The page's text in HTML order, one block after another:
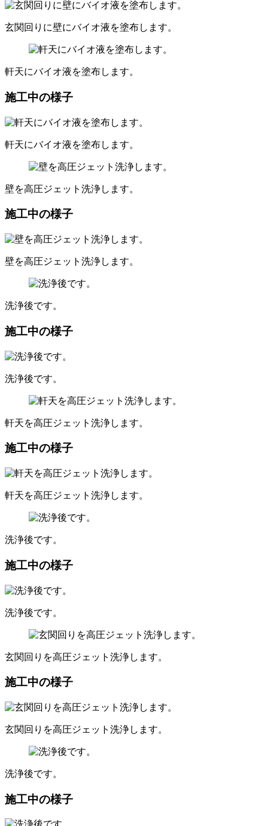
玄関回りに壁にバイオ液を塗布します。
軒天にバイオ液を塗布します。
施工中の様子
軒天にバイオ液を塗布します。
壁を高圧ジェット洗浄します。
施工中の様子
壁を高圧ジェット洗浄します。
洗浄後です。
施工中の様子
洗浄後です。
軒天を高圧ジェット洗浄します。
施工中の様子
軒天を高圧ジェット洗浄します。
洗浄後です。
施工中の様子
洗浄後です。
玄関回りを高圧ジェット洗浄します。
施工中の様子
玄関回りを高圧ジェット洗浄します。
洗浄後です。
施工中の様子